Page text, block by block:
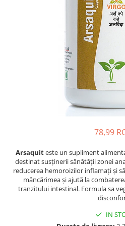
Colesterol & tensiune
Sănătatea copiilor
Performanta sportiva
Geluri de curățare
Balsam buze
Îngrijirea Corpului
Creme de corp
Loțiuni
Curcumin (Turmeric)
Ginkgo biloba
Ginseng
Glucozamina
78,99
Arsaquiteste un supliment
destinat susținerii sănătății zonei
reducerea hemoroizilor inflamați și
mâncărimea și ajută la
tranzitului intestinal. Formula sa
IN